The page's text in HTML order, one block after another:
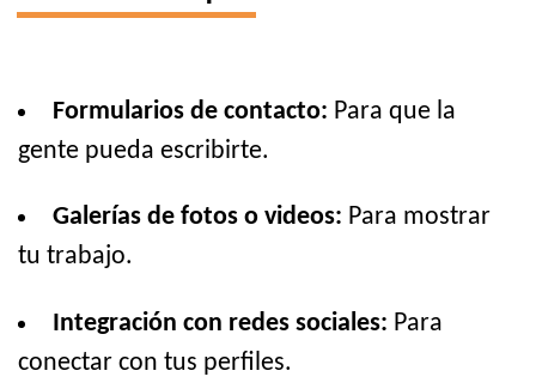
Formularios de contacto: Para que la
gente pueda escribirte.
Galerías de fotos o videos: Para mostrar
tu trabajo.
Integración con redes sociales: Para
conectar con tus perfiles.